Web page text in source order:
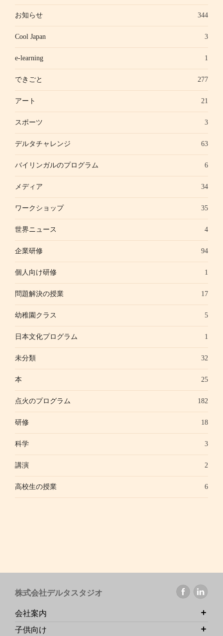
お知らせ 344
Cool Japan 3
e-learning 1
できごと 277
アート 21
スポーツ 3
デルタチャレンジ 63
バイリンガルのプログラム 6
メディア 34
ワークショップ 35
世界ニュース 4
企業研修 94
個人向け研修 1
問題解決の授業 17
幼稚園クラス 5
日本文化プログラム 1
未分類 32
本 25
点火のプログラム 182
研修 18
科学 3
講演 2
高校生の授業 6
株式会社デルタスタジオ
会社案内
子供向け